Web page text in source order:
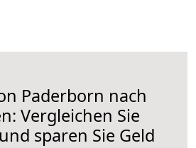
Paderborn nach
Vergleichen Sie
sparen Sie Geld